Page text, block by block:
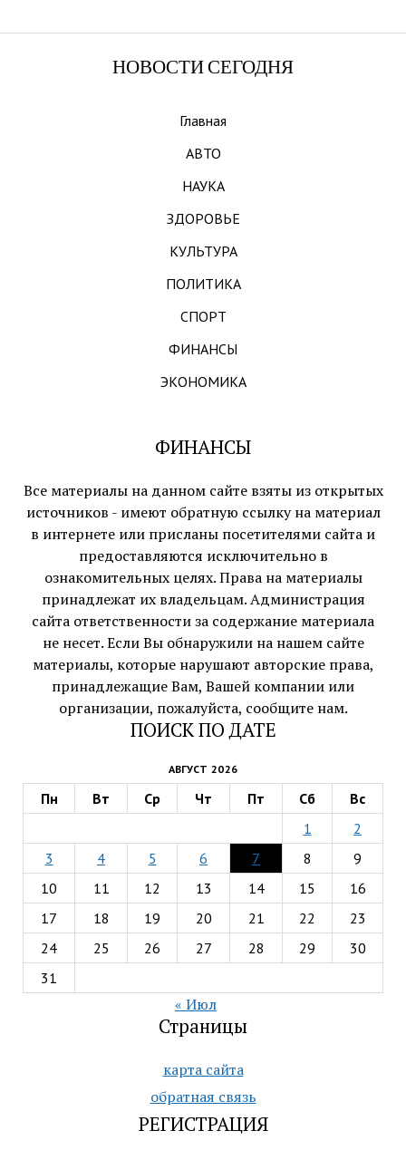
НОВОСТИ СЕГОДНЯ
Главная
АВТО
НАУКА
ЗДОРОВЬЕ
КУЛЬТУРА
ПОЛИТИКА
СПОРТ
ФИНАНСЫ
ЭКОНОМИКА
ФИНАНСЫ
Все материалы на данном сайте взяты из открытых
источников - имеют обратную ссылку на материал
в интернете или присланы посетителями сайта и
предоставляются исключительно в
ознакомительных целях. Права на материалы
принадлежат их владельцам. Администрация
сайта ответственности за содержание материала
не несет. Если Вы обнаружили на нашем сайте
материалы, которые нарушают авторские права,
принадлежащие Вам, Вашей компании или
организации, пожалуйста, сообщите нам.
ПОИСК ПО ДАТЕ
АВГУСТ 2026
Пн Вт Ср Чт Пт Сб
Вс
1
2
3
4 5 6 7 8
9
10
11 12 13 14 15
16
17
18 19 20 21 22
23
24
25 26 27 28 29
30
31
« Июл
Страницы
карта сайта
обратная связь
РЕГИСТРАЦИЯ